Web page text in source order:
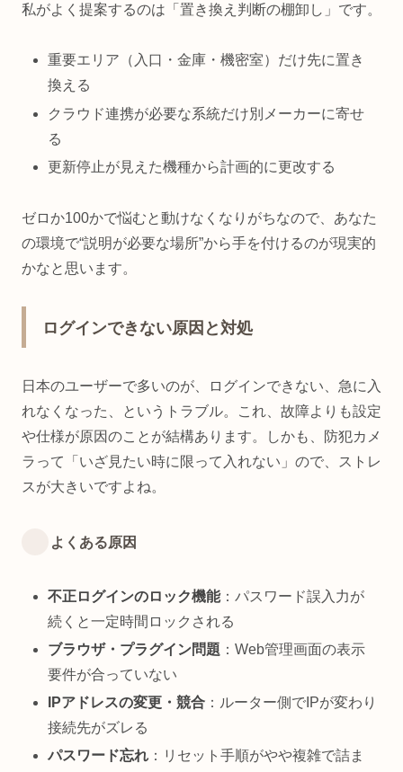
私がよく提案するのは「置き換え判断の棚卸し」です。
重要エリア（入口・金庫・機密室）だけ先に置き
換える
クラウド連携が必要な系統だけ別メーカーに寄せ
る
更新停止が見えた機種から計画的に更改する
ゼロか100かで悩むと動けなくなりがちなので、あなた
の環境で“説明が必要な場所”から手を付けるのが現実的
かなと思います。
ログインできない原因と対処
日本のユーザーで多いのが、ログインできない、急に入
れなくなった、というトラブル。これ、故障よりも設定
や仕様が原因のことが結構あります。しかも、防犯カメ
ラって「いざ見たい時に限って入れない」ので、ストレ
スが大きいですよね。
よくある原因
不正ログインのロック機能：パスワード誤入力が
続くと一定時間ロックされる
ブラウザ・プラグイン問題 ：Web管理画面の表示
要件が合っていない
IPアドレスの変更・競合 ：ルーター側でIPが変わり
接続先がズレる
パスワード忘れ ：リセット手順がやや複雑で詰ま